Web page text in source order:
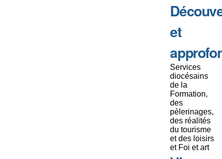
et
Services
diocésains
de la
Formation,
des
pèlerinages,
des réalités
du tourisme
et des loisirs
et Foi et art